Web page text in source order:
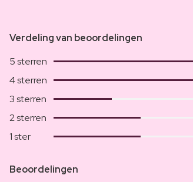
Verdeling van beoordelingen
5 sterren
4 sterren
3 sterren
2 sterren
1 ster
Beoordelingen